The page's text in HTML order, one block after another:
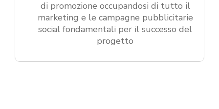
di promozione occupandosi di tutto il
marketing e le campagne pubblicitarie
social fondamentali per il successo del
progetto